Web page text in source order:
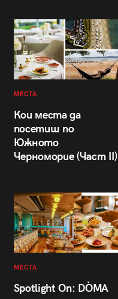
МЕСТА
Кои места да
посетиш по
Южното
Черноморие (Част II)
МЕСТА
Spotlight On: DÒMA